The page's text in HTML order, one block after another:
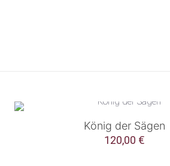
König der Sägen
120,00 €